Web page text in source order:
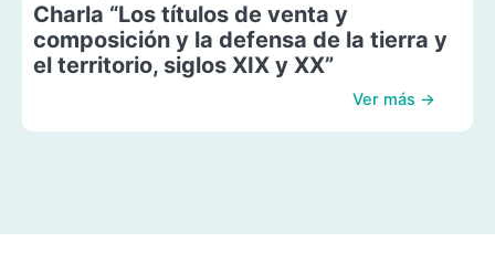
Charla “Los títulos de venta y
composición y la defensa de la tierra y
el territorio, siglos XIX y XX”
Ver más →